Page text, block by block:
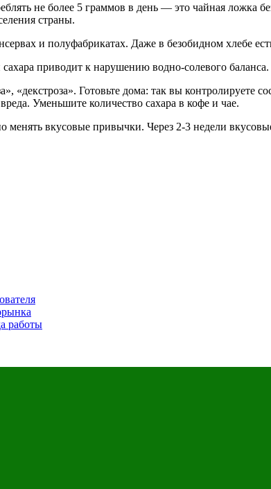
не более 5 граммов в день — это чайная ложка
страны.
и полуфабрикатах. Даже в безобидном хлебе
приводит к нарушению водно-солевого
Готовьте дома: так вы контролируете
Уменьшите количество сахара в кофе и чае.
вкусовые привычки. Через 2-3 недели
работы